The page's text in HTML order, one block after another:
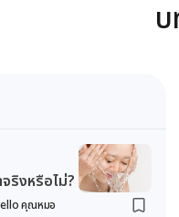
ริงหรือไม่?
คุณหมอ